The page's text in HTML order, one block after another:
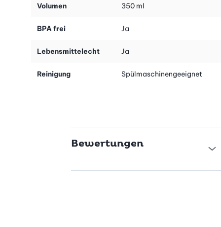
Volumen 350 ml
BPA frei Ja
Lebensmittelecht Ja
Reinigung Spülmaschinengeeignet
Bewertungen